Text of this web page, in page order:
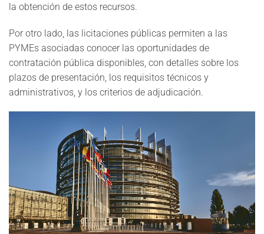
la obtención de estos recursos.
Por otro lado, las licitaciones públicas permiten a las
PYMEs asociadas conocer las oportunidades de
contratación pública disponibles, con detalles sobre los
plazos de presentación, los requisitos técnicos y
administrativos, y los criterios de adjudicación.